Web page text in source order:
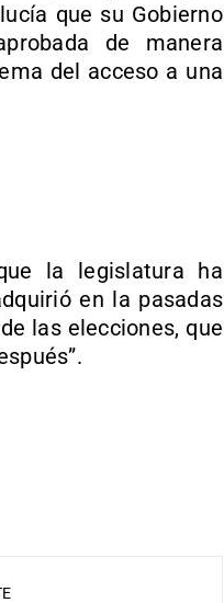
que su Gobierno
de manera
del acceso a una
la legislatura ha
en la pasadas
las elecciones, que